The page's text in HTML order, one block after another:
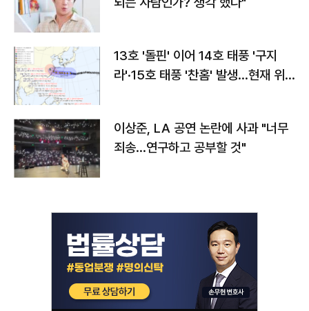
13호 '돌핀' 이어 14호 태풍 '구지
라'·15호 태풍 '찬홈' 발생…현재 위
이상준, LA 공연 논란에 사과 "너무
죄송…연구하고 공부할 것"